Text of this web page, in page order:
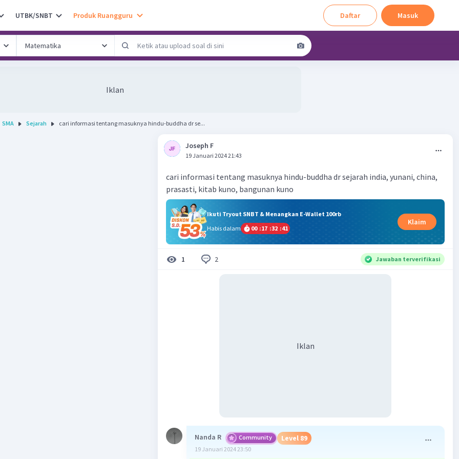
UTBK/SNBT Produk Ruangguru Daftar Masuk
Iklan
SMA Sejarah cari informasi tentang masuknya hindu-buddha dr se...
Joseph F
19 Januari 2024 21:43
cari informasi tentang masuknya hindu-buddha dr sejarah india, yunani, china,
prasasti, kitab kuno, bangunan kuno
Ikuti Tryout SNBT & Menangkan E-Wallet 100rb
Habis dalam
00 :17 :32 :41
Klaim
1 2 Jawaban terverifikasi
Iklan
Nanda R Community Level 89
19 Januari 2024 23:50